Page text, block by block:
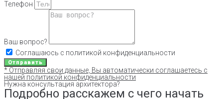
Телефон
Ваш вопрос?
Соглашаюсь с политикой конфиденциальности
Отправить
* Отправляя свои данные, Вы автоматически соглашаетесь с
нашей политикой конфиденциальности
Нужна консультация архитектора?
Подробно расскажем с чего начать